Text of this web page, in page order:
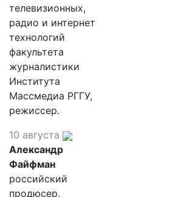
телевизионных,
радио и интернет
технологий
факультета
журналистики
Института
Массмедиа РГГУ,
режиссер.
10 августа
Александр
Файфман
российский
продюсер,